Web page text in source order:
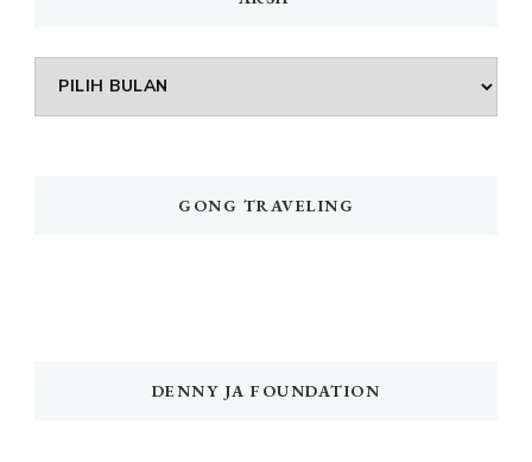
Arsip
GONG TRAVELING
DENNY JA FOUNDATION